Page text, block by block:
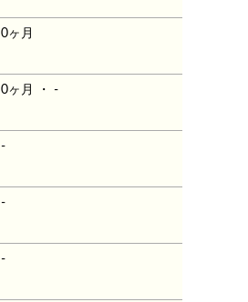
0ヶ月
0ヶ月 ・ -
-
-
-